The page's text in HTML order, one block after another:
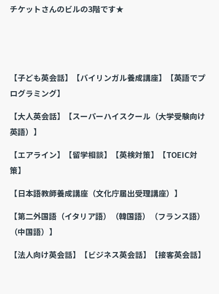
チケットさんのビルの3階です★
【子ども英会話】【バイリンガル養成講座】【英語でプ
ログラミング】
【大人英会話】【スーパーハイスクール（大学受験向け
英語）】
【エアライン】【留学相談】
【英検対策】【TOEIC対
策】
【日本語教師養成講座（文化庁届出受理講座）】
【第二外国語（イタリア語）（韓国語）（フランス語）
（中国語）】
【法人向け英会話】
【ビジネス英会話】【接客英会話】